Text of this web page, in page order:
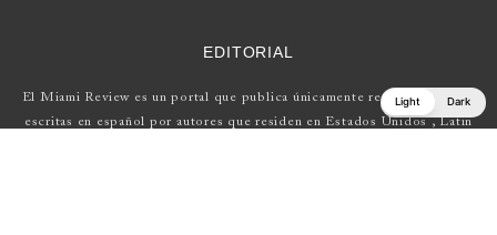
EDITORIAL
El Miami Review es un portal que publica únicamente reseñas de obras
escritas en español por autores que residen en Estados Unidos , Latin
Light Dark